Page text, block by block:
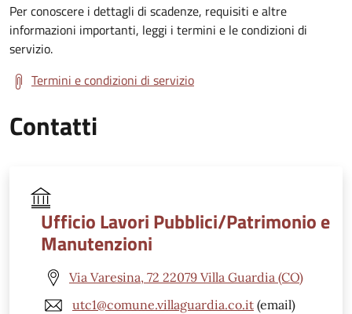
Per conoscere i dettagli di scadenze, requisiti e altre
informazioni importanti, leggi i termini e le condizioni di
servizio.
Termini e condizioni di servizio
Contatti
Ufficio Lavori Pubblici/Patrimonio e
Manutenzioni
Via Varesina, 72 22079 Villa Guardia (CO)
utc1@comune.villaguardia.co.it (email)